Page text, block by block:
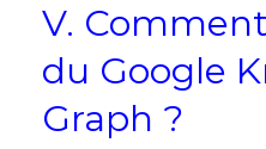
V.
du Google
Graph ?